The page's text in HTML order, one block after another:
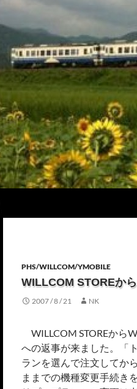
PHS/WILLCOM/YMOBILE
WILLCOM STOREか
2007 / 8 / 21 NK
WILLCOM STOREから
への返事が来ました。「
ランを選んで注文してか
ままでの機種変更手続き